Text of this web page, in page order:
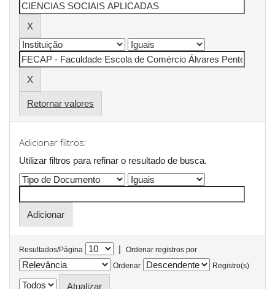
Retornar valores
Adicionar filtros:
Utilizar filtros para refinar o resultado de busca.
Resultados/Página |
Ordenar registros por
Ordenar
Registro(s)